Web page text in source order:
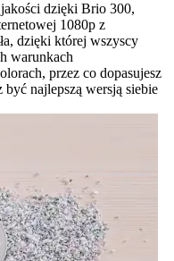
dzięki Brio 300,
1080p z
dzięki której wszyscy
warunkach
przez co dopasujesz
najlepszą wersją siebie